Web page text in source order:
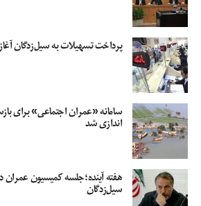
پرداخت تسهیلات به سیل‌زدگان
سامانه «عمران اجتماعی» برای
اندازی شد
هفته آینده؛جلسه‌ کمیسیون‌ عمران‌
سیل‌زدگان